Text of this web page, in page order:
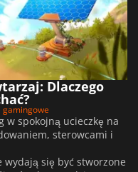
Dlaczego
gamingowe
spokojną ucieczkę na
sterowcami i
się być stworzone